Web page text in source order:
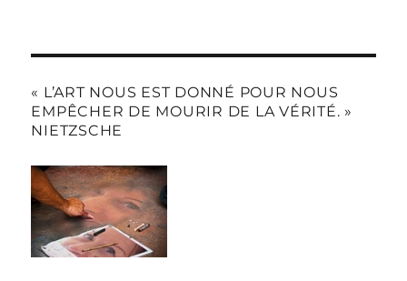
« L’ART NOUS EST DONNÉ POUR NOUS
EMPÊCHER DE MOURIR DE LA VÉRITÉ. »
NIETZSCHE